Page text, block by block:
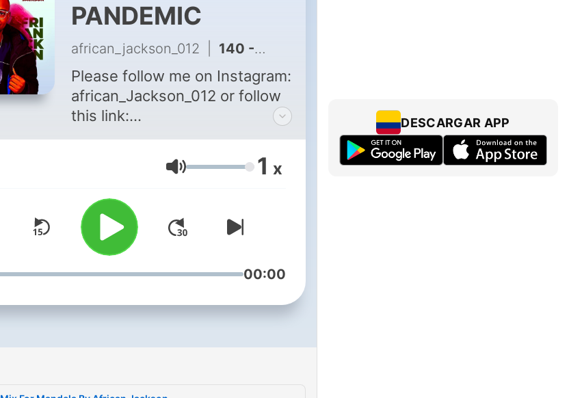
PANDEMIC
african_jackson_012 140 - 67 Minutes Mix For Mandela By African Jackson
Please follow me on Instagram:
african_Jackson_012 or follow
this link:
https://www.instagram.com/african_jackson_012/
For Bookings Call/Whatsapp:
Volumen 1 x
00:00
DESCARGAR APP